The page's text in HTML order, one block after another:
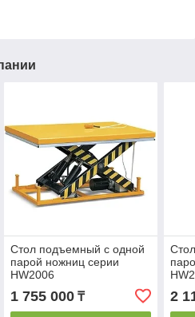
Стол подъемный с одной
парой ножниц серии
HW2006
1 755 000₸ 2